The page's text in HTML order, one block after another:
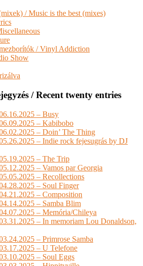
/ Music is the best (mixes)
/ Vinyl Addiction
Show
/ Recent twenty entries
– Busy
– Kabibobo
– Doin’ The Thing
– Indie rock fejesugrás by DJ
– The Trip
– Vamos par Georgia
– Recollections
– Soul Finger
– Composition
– Samba Blim
– Memória/Chileya
– In memoriam Lou Donaldson,
– Primrose Samba
– U Telefone
– Soul Eggs